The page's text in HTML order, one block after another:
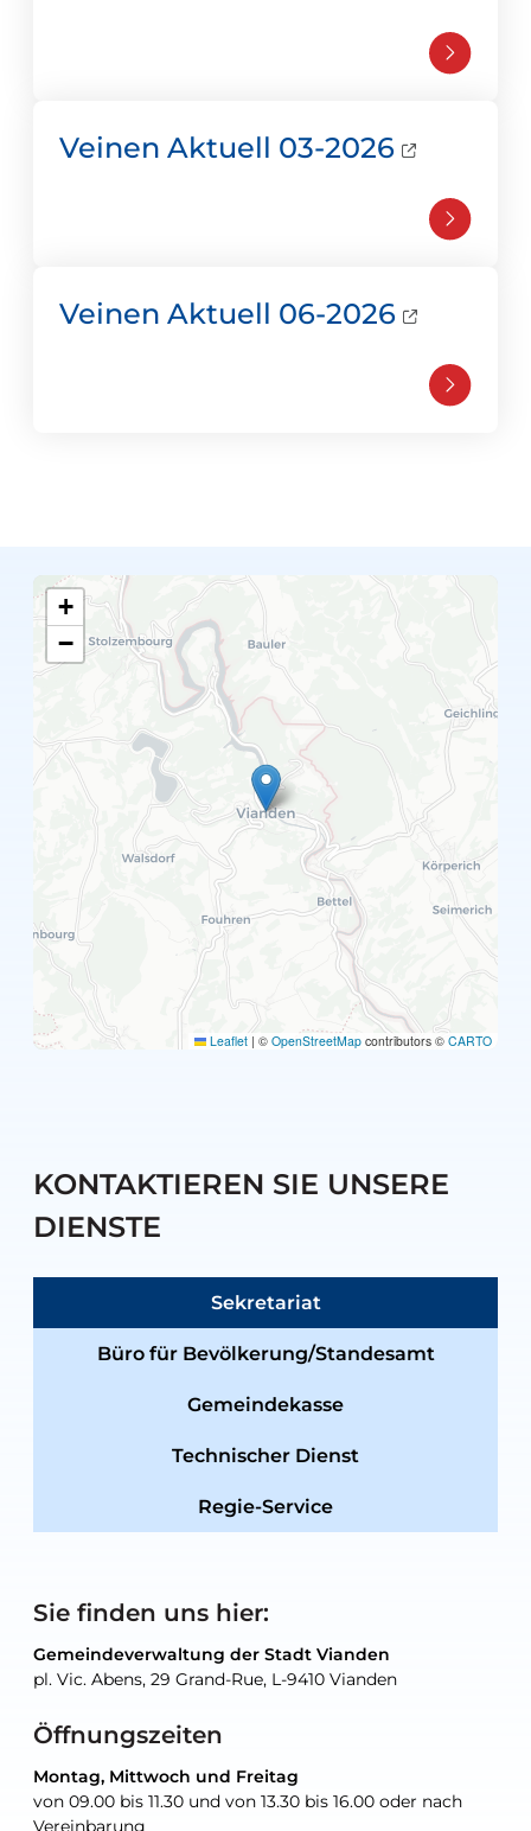
Veinen Aktuell 03-2026
Veinen Aktuell 06-2026
+
−
Leaflet | © OpenStreetMap contributors © CARTO
KONTAKTIEREN SIE UNSERE
DIENSTE
Sekretariat
Büro für Bevölkerung/Standesamt
Gemeindekasse
Technischer Dienst
Regie-Service
Sie finden uns hier:
Gemeindeverwaltung der Stadt Vianden
pl. Vic. Abens, 29 Grand-Rue, L-9410 Vianden
Öffnungszeiten
Montag, Mittwoch und Freitag
von 09.00 bis 11.30 und von 13.30 bis 16.00 oder nach
Vereinbarung
Gemeindeverwaltung der Stadt Vianden
pl. Vic. Abens, 29 Grand-Rue, L-9410 Vianden
Montag, Mittwoch und Freitag
von 09.00 bis 11.30 und von 13.30 bis 16.00 oder nach
Vereinbarung
Gemeindeverwaltung der Stadt Vianden
pl. Vic. Abens, 29 Grand-Rue, L-9410 Vianden
nur nach Vereinbarung
Gemeindeverwaltung der Stadt Vianden
pl. Vic. Abens, 29 Grand-Rue, L-9410 Vianden
nur nach Vereinbarung
Gemeindewerkstatt der Stadt Vianden
30, rue Neugarten, L-9422 Vianden
nur nach Vereinbarung